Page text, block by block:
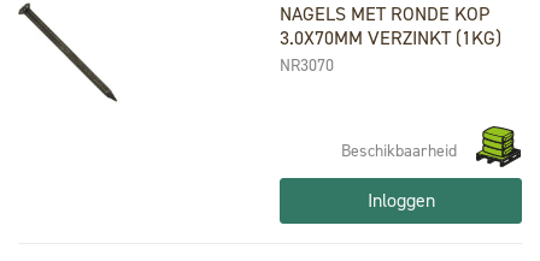
NAGELS MET RONDE KOP
3.0X70MM VERZINKT (1KG)
NR3070
Beschikbaarheid
Inloggen